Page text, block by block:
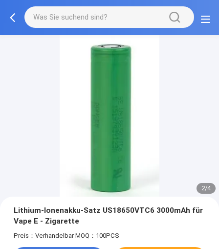
2/4
Lithium-Ionenakku-Satz US18650VTC6 3000mAh für
Vape E - Zigarette
Preis：Verhandelbar MOQ：100PCS